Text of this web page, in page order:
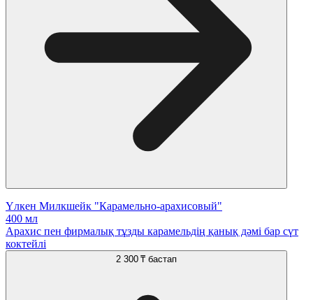
Үлкен Милкшейк "Карамельно-арахисовый"
400 мл
Арахис пен фирмалық тұзды карамельдің қанық дәмі бар сүт
коктейлі
2 300 ₸ бастап